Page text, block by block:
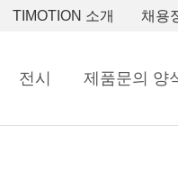
채용
TIMOTION 소개
전시 제품문의 양